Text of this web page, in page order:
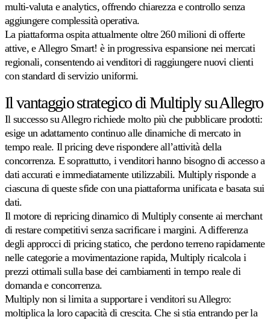
multi-valuta e analytics, offrendo chiarezza e controllo senza
aggiungere complessità operativa.
La piattaforma ospita attualmente oltre 260 milioni di offerte
attive, e Allegro Smart! è in progressiva espansione nei mercati
regionali, consentendo ai venditori di raggiungere nuovi clienti
con standard di servizio uniformi.
Il vantaggio strategico di Multiply su Allegro
Il successo su Allegro richiede molto più che pubblicare prodotti:
esige un adattamento continuo alle dinamiche di mercato in
tempo reale. Il pricing deve rispondere all’attività della
concorrenza. E soprattutto, i venditori hanno bisogno di accesso a
dati accurati e immediatamente utilizzabili. Multiply risponde a
ciascuna di queste sfide con una piattaforma unificata e basata sui
dati.
Il motore di repricing dinamico di Multiply consente ai merchant
di restare competitivi senza sacrificare i margini. A differenza
degli approcci di pricing statico, che perdono terreno rapidamente
nelle categorie a movimentazione rapida, Multiply ricalcola i
prezzi ottimali sulla base dei cambiamenti in tempo reale di
domanda e concorrenza.
Multiply non si limita a supportare i venditori su Allegro:
moltiplica la loro capacità di crescita. Che si stia entrando per la